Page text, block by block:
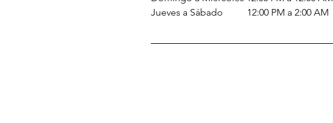
Jueves a Sábado          12:00 PM a 2:00 AM